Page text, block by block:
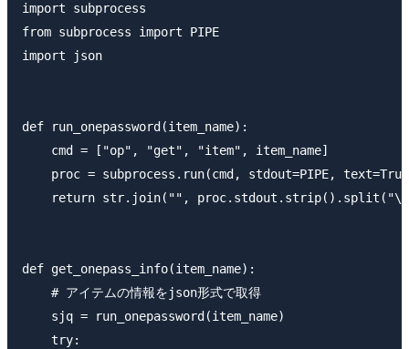
import subprocess
from subprocess import PIPE
import json
def run_onepassword(item_name):
    cmd = ["op", "get", "item", item_name]
proc = subprocess.run(cmd, stdout=PIPE,
return str.join("",
def get_onepass_info(item_name):
    # アイテムの情報をjson形式で取得
    sjq = run_onepassword(item_name)
    try: